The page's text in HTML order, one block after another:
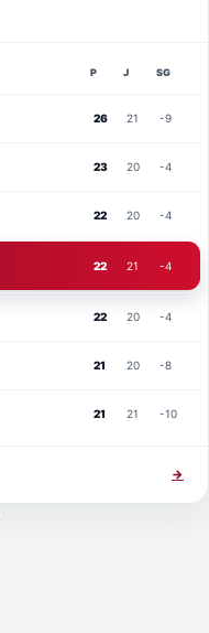
P J SG
26 21 -9
23 20 -4
22 20 -4
22 21 -4
22 20 -4
21 20 -8
21 21 -10
→